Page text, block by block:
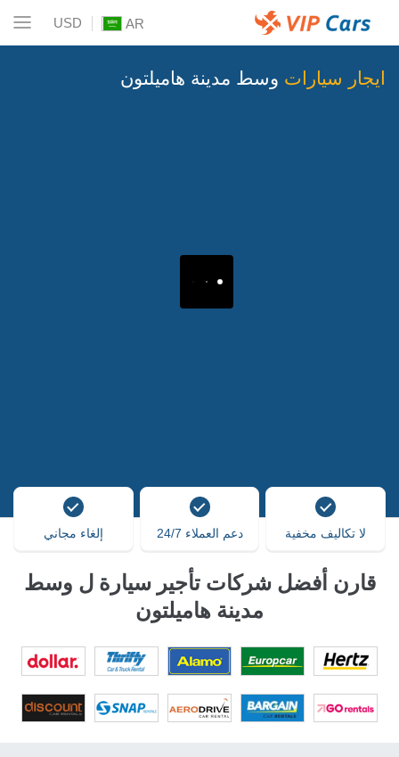
AR
USD
ايجار سيارات وسط مدينة هاميلتون
لا تكاليف مخفية دعم العملاء 24/7 إلغاء مجاني
قارن أفضل شركات تأجير سيارة ل وسط
مدينة هاميلتون